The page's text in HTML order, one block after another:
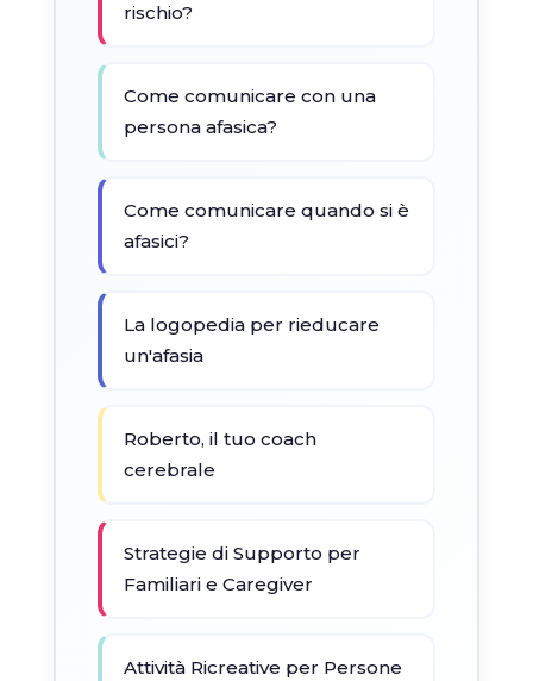
rischio?
Come comunicare con una
persona afasica?
Come comunicare quando si è
afasici?
La logopedia per rieducare
un'afasia
Roberto, il tuo coach
cerebrale
Strategie di Supporto per
Familiari e Caregiver
Attività Ricreative per Persone